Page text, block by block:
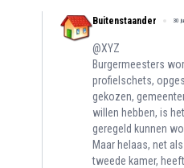
Buitenstaander 30
@XYZ
Burgermeesters
profielschets,
gekozen,
willen hebben, is
geregeld kunnen
Maar helaas, net
tweede kamer,